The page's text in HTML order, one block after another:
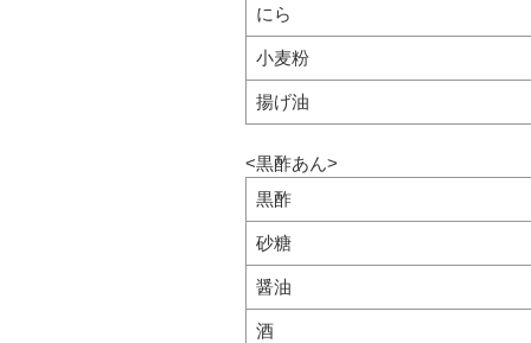
にら
小麦粉
揚げ油
<黒酢あん>
黒酢
砂糖
醤油
酒